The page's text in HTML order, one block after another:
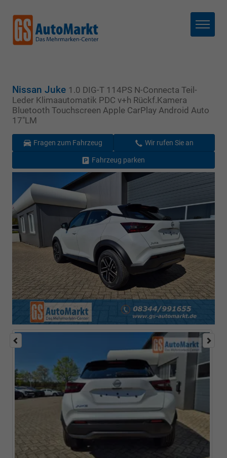
Menü
Nissan Juke 1.0 DIG-T 114PS N-Connecta Teil-
Leder Klimaautomatik PDC v+h Rückf.Kamera
Bluetooth Touchscreen Apple CarPlay Android Auto
17"LM
Fragen zum Fahrzeug Wir rufen Sie an
Fahrzeug parken